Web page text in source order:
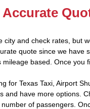
city and check rates, but
quote since we have
based. Once you
for Texas Taxi, Airport
and have more options.
of passengers.